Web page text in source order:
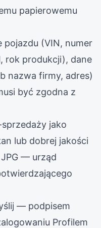
papierowemu
(VIN, numer
rok produkcji), dane
nazwa firmy, adres)
być zgodna z
jako
lub dobrej jakości
— urząd
— podpisem
Profilem